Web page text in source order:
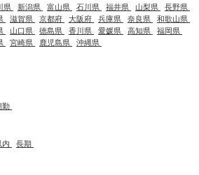
県 新潟県 富山県 石川県 福井県 山梨県
長野県
滋賀県 京都府 大阪府 兵庫県 奈良県
和歌山県
山口県 徳島県 香川県 愛媛県 高知県
福岡県
宮崎県 鹿児島県 沖縄県
勤
内 長期